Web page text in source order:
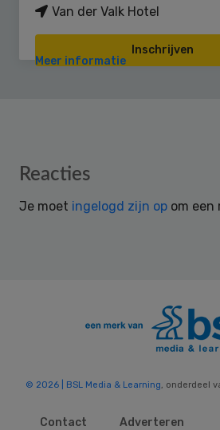
Van der Valk Hotel
Inschrijven
Meer informatie
Reader
Reacties
Je moet ingelogd zijn op om een
© 2026 | BSL Media & Learning , onderdeel
Contact Adverteren